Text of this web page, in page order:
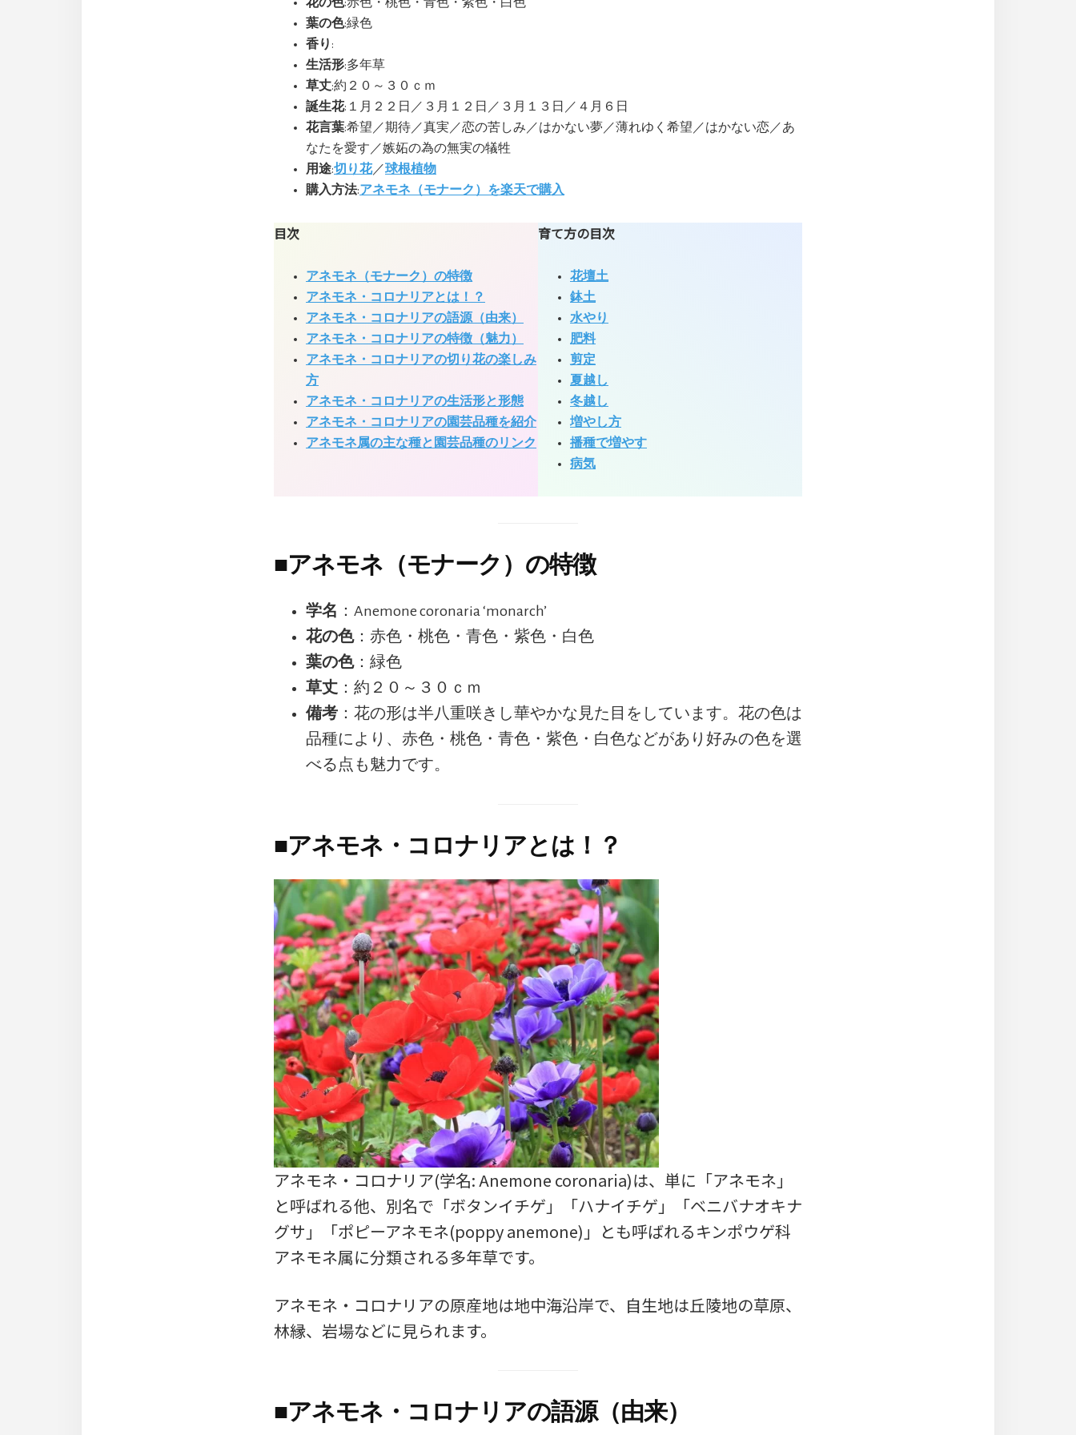
葉の色:緑色
香り :
生活形:多年草
草丈:約２０～３０ｃｍ
誕生花:１月２２日／３月１２日／３月１３日／４月６日
花言葉:希望／期待／真実／恋の苦しみ／はかない夢／薄れゆく希望／はかない恋／あ
なたを愛す／嫉妬の為の無実の犠牲
用途:切り花／球根植物
購入方法:アネモネ（モナーク）を楽天で購入
目次
アネモネ（モナーク）の特徴
アネモネ・コロナリアとは！？
アネモネ・コロナリアの語源（由来）
アネモネ・コロナリアの特徴（魅力）
アネモネ・コロナリアの切り花の楽しみ
方
アネモネ・コロナリアの生活形と形態
アネモネ・コロナリアの園芸品種を紹介
アネモネ属の主な種と園芸品種のリンク
育て方の目次
花壇土
鉢土
水やり
肥料
剪定
夏越し
冬越し
増やし方
播種で増やす
病気
■アネモネ（モナーク）の特徴
学名 ：Anemone coronaria ‘monarch’
花の色：赤色・桃色・青色・紫色・白色
葉の色：緑色
草丈 ：約２０～３０ｃｍ
備考 ：花の形は半八重咲きし華やかな見た目をしています。花の色は
品種により、赤色・桃色・青色・紫色・白色などがあり好みの色を選
べる点も魅力です。
■アネモネ・コロナリアとは！？
アネモネ・コロナリア(学名: Anemone coronaria)は、単に「アネモネ」
と呼ばれる他、別名で「ボタンイチゲ」「ハナイチゲ」「ベニバナオキナ
グサ」「ポピーアネモネ(poppy anemone)」とも呼ばれるキンポウゲ科
アネモネ属に分類される多年草です。
アネモネ・コロナリアの原産地は地中海沿岸で、自生地は丘陵地の草原、
林縁、岩場などに見られます。
■アネモネ・コロナリアの語源（由来）